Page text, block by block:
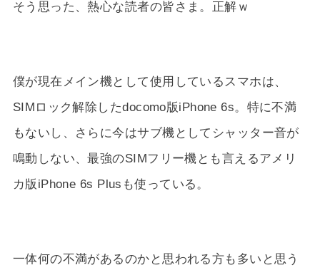
そう思った、熱心な読者の皆さま。正解ｗ
僕が現在メイン機として使用しているスマホは、
SIMロック解除したdocomo版iPhone 6s。特に不満
もないし、さらに今はサブ機としてシャッター音が
鳴動しない、最強のSIMフリー機とも言えるアメリ
カ版iPhone 6s Plusも使っている。
一体何の不満があるのかと思われる方も多いと思う